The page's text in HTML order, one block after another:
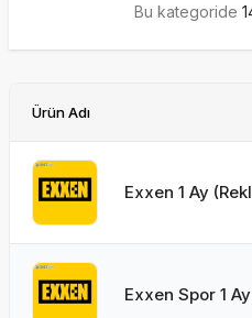
Bu kategoride
Ürün Adı
Exxen 1 Ay
Exxen Spor 1